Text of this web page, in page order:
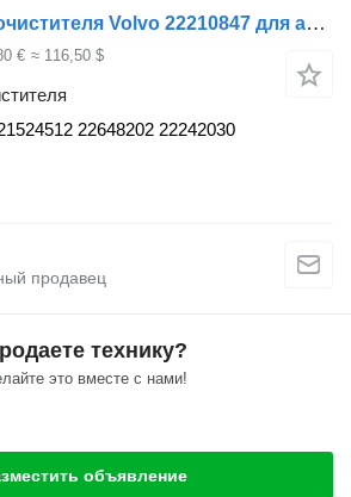
Трапеция стеклоочистителя Volvo 22210847 для автобуса Volvo B5LH, B0E (2008-)
€ ≈ 116,50 $
22648202 22242030
технику?
это вместе с нами!
объявление